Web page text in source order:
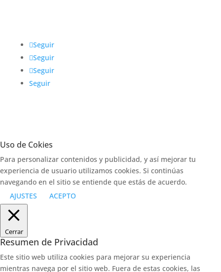
Seguir
Seguir
Seguir
Seguir
Uso de Cokies
Para personalizar contenidos y publicidad, y así mejorar tu
experiencia de usuario utilizamos cookies. Si continúas
navegando en el sitio se entiende que estás de acuerdo.
AJUSTES
ACEPTO
Cerrar
Resumen de Privacidad
Este sitio web utiliza cookies para mejorar su experiencia
mientras navega por el sitio web. Fuera de estas cookies, las